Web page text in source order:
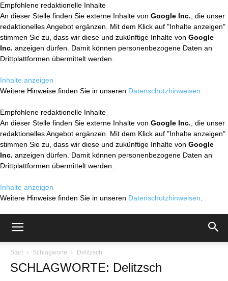
Empfohlene redaktionelle Inhalte
An dieser Stelle finden Sie externe Inhalte von Google Inc. , die unser
redaktionelles Angebot ergänzen. Mit dem Klick auf "Inhalte anzeigen"
stimmen Sie zu, dass wir diese und zukünftige Inhalte von Google
Inc. anzeigen dürfen. Damit können personenbezogene Daten an
Drittplattformen übermittelt werden.
Inhalte anzeigen
Weitere Hinweise finden Sie in unseren Datenschutzhinweisen
Empfohlene redaktionelle Inhalte
An dieser Stelle finden Sie externe Inhalte von Google Inc. , die unser
redaktionelles Angebot ergänzen. Mit dem Klick auf "Inhalte anzeigen"
stimmen Sie zu, dass wir diese und zukünftige Inhalte von Google
Inc. anzeigen dürfen. Damit können personenbezogene Daten an
Drittplattformen übermittelt werden.
Inhalte anzeigen
Weitere Hinweise finden Sie in unseren Datenschutzhinweisen
Start Schlagworte Delitzsch
SCHLAGWORTE: Delitzsch